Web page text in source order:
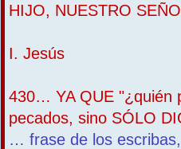
HIJO, NUESTRO
I. Jesús
430… YA QUE "¿quién
pecados, sino SÓLO
… frase de los